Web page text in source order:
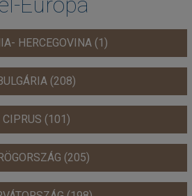
HERCEGOVINA (1)
(208)
CIPRUS (101)
(205)